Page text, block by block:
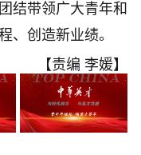
结带领广大青年和
、创造新业绩。
【责编 李媛】